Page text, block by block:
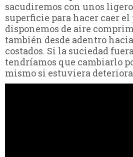
sacudiremos con unos
superficie para hacer caer
disponemos de aire
también desde adentro
costados. Si la suciedad
tendríamos que cambiarlo
mismo si estuviera